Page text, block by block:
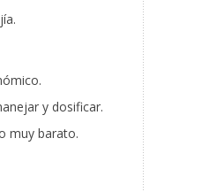
y dosificar.
muy barato.